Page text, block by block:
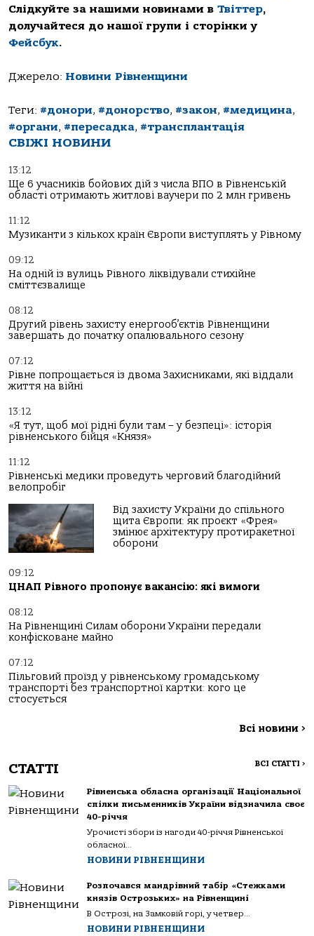
Слідкуйте за нашими новинами в Твіттер,
долучайтеся до нашої групи і сторінки у
Фейсбук.
Джерело: Новини Рівненщини
Теги: #донори, #донорство, #закон, #медицина,
#органи, #пересадка, #трансплантація
СВІЖІ НОВИНИ
13:12
Ще 6 учасників бойових дій з числа ВПО в Рівненській
області отримають житлові ваучери по 2 млн гривень
11:12
Музиканти з кількох країн Європи виступлять у Рівному
09:12
На одній із вулиць Рівного ліквідували стихійне
сміттєзвалище
08:12
Другий рівень захисту енергооб’єктів Рівненщини
завершать до початку опалювального сезону
07:12
Рівне попрощається із двома Захисниками, які віддали
життя на війні
13:12
«Я тут, щоб мої рідні були там – у безпеці»: історія
рівненського бійця «Князя»
11:12
Рівненські медики проведуть черговий благодійний
велопробіг
Від захисту України до спільного
щита Європи: як проєкт «Фрея»
змінює архітектуру протиракетної
оборони
09:12
ЦНАП Рівного пропонує вакансію: які вимоги
08:12
На Рівненщині Силам оборони України передали
конфісковане майно
07:12
Пільговий проїзд у рівненському громадському
транспорті без транспортної картки: кого це
стосується
Всі новини >
СТАТТІ ВСІ СТАТТІ >
Рівненська обласна організації Національної
спілки письменників України відзначила своє
40-річчя
Урочисті збори із нагоди 40-річчя Рівненської
обласної...
НОВИНИ РІВНЕНЩИНИ
Розпочався мандрівний табір «Стежками
князів Острозьких» на Рівненщині
В Острозі, на Замковій горі, у четвер...
НОВИНИ РІВНЕНЩИНИ